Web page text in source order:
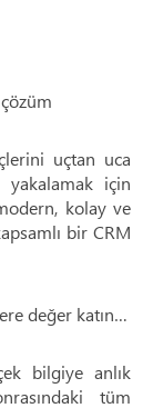
uçtan uca
yakalamak için
kolay ve
bir CRM
değer katın…
bilgiye anlık
tüm